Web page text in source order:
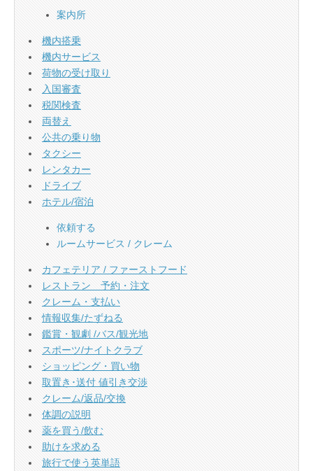
案内所
機内搭乗
機内サービス
荷物の受け取り
入国審査
税関検査
両替え
公共の乗り物
タクシー
レンタカー
ドライブ
ホテル/宿泊
依頼する
ルームサービス / クレーム
カフェテリア / ファーストフード
レストラン 予約・注文
クレーム・支払い
情報収集/たずねる
鑑賞・観劇 /バス/観光地
スポーツ/ナイトクラブ
ショッピング・買い物
取置き･送付 値引き交渉
クレーム/返品/交換
体調の説明
薬を買う/飲む
助けを求める
旅行で使う英単語